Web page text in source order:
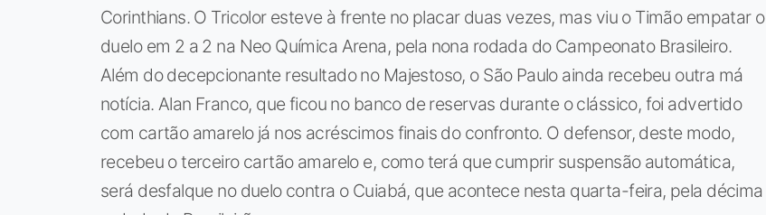
Corinthians. O Tricolor esteve à frente no placar duas vezes, mas viu o Timão empatar o
duelo em 2 a 2 na Neo Química Arena, pela nona rodada do Campeonato Brasileiro.
Além do decepcionante resultado no Majestoso, o São Paulo ainda recebeu outra má
notícia. Alan Franco, que ficou no banco de reservas durante o clássico, foi advertido
com cartão amarelo já nos acréscimos finais do confronto. O defensor, deste modo,
recebeu o terceiro cartão amarelo e, como terá que cumprir suspensão automática,
será desfalque no duelo contra o Cuiabá, que acontece nesta quarta-feira, pela décima